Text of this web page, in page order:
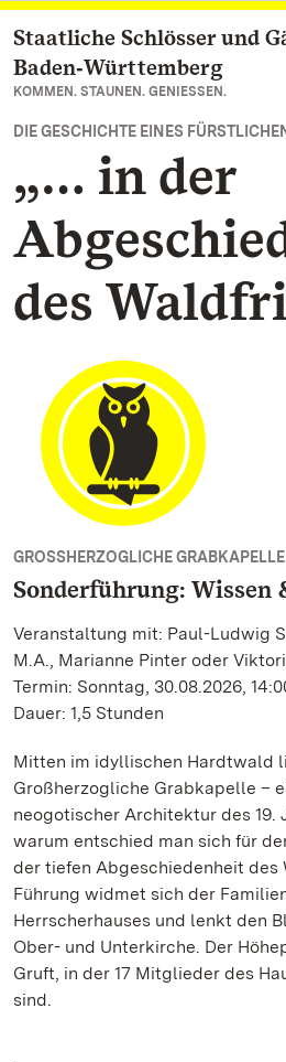
Zum Hauptinhalt springen
Staatliche Schlösser und
Baden‑Württemberg
KOMMEN. STAUNEN. GENIESSEN.
DIE GESCHICHTE EINES
„… in der
des
GROSSHERZOGLICHE GRABKAPELLE
Sonderführung: Wissen
Veranstaltung mit: Paul-Ludwig
M.A., Marianne Pinter oder
Termin: Sonntag, 30.08.2026,
Dauer: 1,5 Stunden
Mitten im idyllischen Hardtwald
Großherzogliche Grabkapelle –
neogotischer Architektur des 19.
warum entschied man sich für
der tiefen Abgeschiedenheit des
Führung widmet sich der
Herrscherhauses und lenkt den
Ober- und Unterkirche. Der
Gruft, in der 17 Mitglieder des
sind.